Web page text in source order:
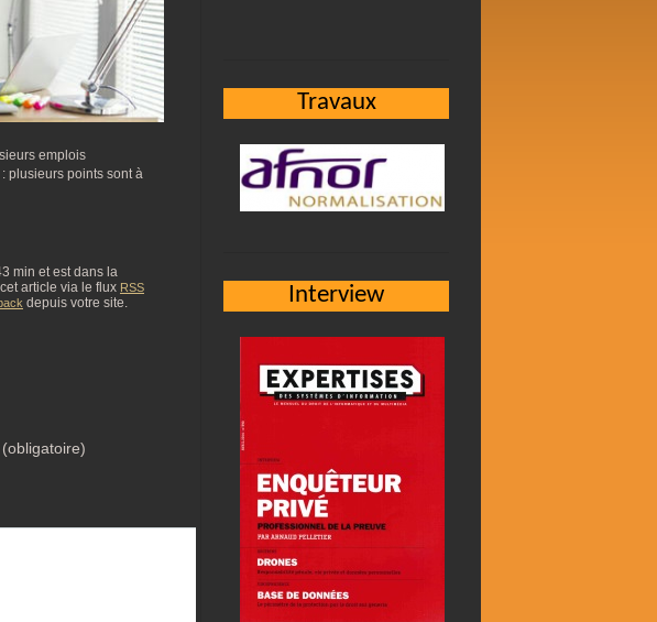
emplois
plusieurs points sont à
min et est dans la
article via le flux RSS
depuis votre site.
Travaux
Interview